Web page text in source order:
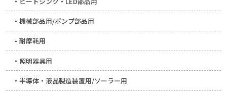
機械部品用/ポンプ部品用
耐摩耗用
照明器具用
半導体・液晶製造装置用/ソーラー用